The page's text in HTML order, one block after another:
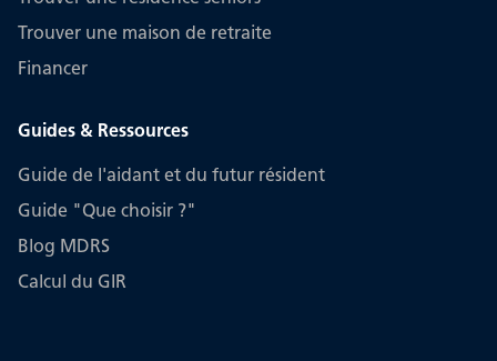
Trouver une maison de retraite
Financer
Guides & Ressources
Guide de l'aidant et du futur résident
Guide "Que choisir ?"
Blog MDRS
Calcul du GIR